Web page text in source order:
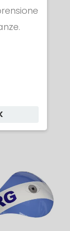
82.00